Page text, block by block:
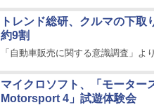
トレンド総研、クルマの下
約9割
「自動車販売に関する意識調査」より
マイクロソフト、「モーター
Motorsport 4」試遊体験会